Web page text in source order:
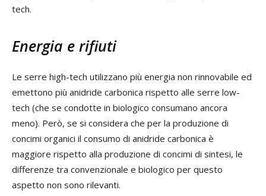
tech.
Energia e rifiuti
Le serre high-tech utilizzano più energia non rinnovabile ed
emettono più anidride carbonica rispetto alle serre low-
tech (che se condotte in biologico consumano ancora
meno). Però, se si considera che per la produzione di
concimi organici il consumo di anidride carbonica è
maggiore rispetto alla produzione di concimi di sintesi, le
differenze tra convenzionale e biologico per questo
aspetto non sono rilevanti.